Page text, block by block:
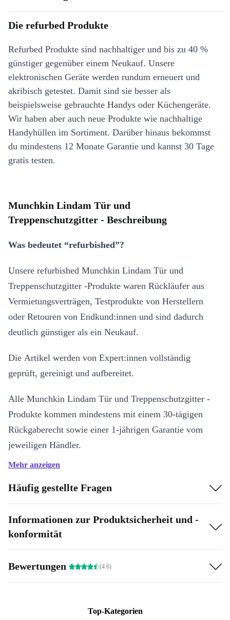
Die refurbed Produkte
Refurbed Produkte sind nachhaltiger und bis zu 40 %
günstiger gegenüber einem Neukauf. Unsere
elektronischen Geräte werden rundum erneuert und
akribisch getestet. Damit sind sie besser als
beispielsweise gebrauchte Handys oder Küchengeräte.
Wir haben aber auch neue Produkte wie nachhaltige
Handyhüllen im Sortiment. Darüber hinaus bekommst
du mindestens 12 Monate Garantie und kannst 30 Tage
gratis testen.
Munchkin Lindam Tür und
Treppenschutzgitter - Beschreibung
Was bedeutet “refurbished”?
Unsere refurbished Munchkin Lindam Tür und
Treppenschutzgitter -Produkte waren Rückläufer aus
Vermietungsverträgen, Testprodukte von Herstellern
oder Retouren von Endkund:innen und sind dadurch
deutlich günstiger als ein Neukauf.
Die Artikel werden von Expert:innen vollständig
geprüft, gereinigt und aufbereitet.
Alle Munchkin Lindam Tür und Treppenschutzgitter -
Produkte kommen mindestens mit einem 30-tägigen
Rückgaberecht sowie einer 1-jährigen Garantie vom
jeweiligen Händler.
Der refurbishment Prozess wird von unseren
Expert:innen in 4 Schritten durchgeführt:
Der refurbishment Prozess wird von unseren
Expert:innen in 4 Schritten durchgeführt:
Die Produkte werden gereinigt - jede Produktgruppe
Mehr anzeigen
Häufig gestellte Fragen
Informationen zur Produktsicherheit und -
konformität
Bewertungen (4.6)
Top-Kategorien